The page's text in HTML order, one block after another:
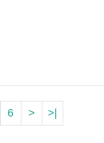
6 > >|